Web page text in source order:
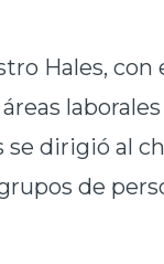
Hales, con
laborales
dirigió al
de